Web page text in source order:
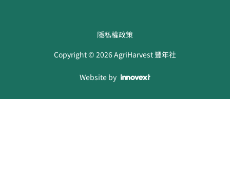
隱私權政策
Copyright ©2026AgriHarvest 豐年社
Website by